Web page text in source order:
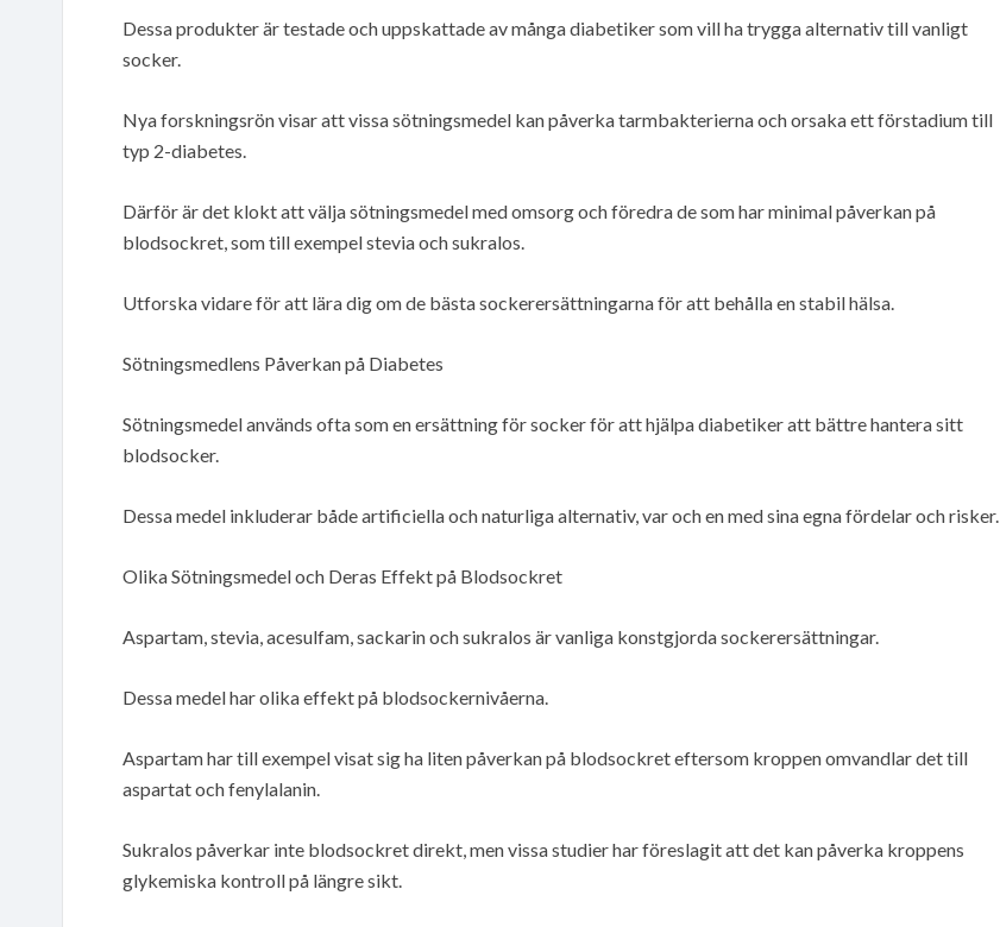
Dessa produkter är testade och uppskattade av många diabetiker som vill ha trygga alternativ till vanligt
socker.
Nya forskningsrön visar att vissa sötningsmedel kan påverka tarmbakterierna och orsaka ett förstadium till
typ 2-diabetes.
Därför är det klokt att välja sötningsmedel med omsorg och föredra de som har minimal påverkan på
blodsockret, som till exempel stevia och sukralos.
Utforska vidare för att lära dig om de bästa sockerersättningarna för att behålla en stabil hälsa.
Sötningsmedlens Påverkan på Diabetes
Sötningsmedel används ofta som en ersättning för socker för att hjälpa diabetiker att bättre hantera sitt
blodsocker.
Dessa medel inkluderar både artificiella och naturliga alternativ, var och en med sina egna fördelar och risker.
Olika Sötningsmedel och Deras Effekt på Blodsockret
Aspartam, stevia, acesulfam, sackarin och sukralos är vanliga konstgjorda sockerersättningar.
Dessa medel har olika effekt på blodsockernivåerna.
Aspartam har till exempel visat sig ha liten påverkan på blodsockret eftersom kroppen omvandlar det till
aspartat och fenylalanin.
Sukralos påverkar inte blodsockret direkt, men vissa studier har föreslagit att det kan påverka kroppens
glykemiska kontroll på längre sikt.